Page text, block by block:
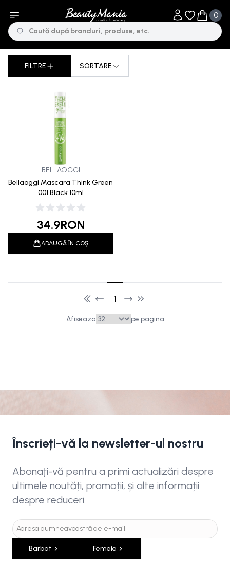
Obiecte în
0
Obiecte
FILTRE SORTARE
BELLAOGGI
Bellaoggi Mascara Think Green
001 Black 10ml
34.9RON
ADAUGĂ ÎN COȘ
1
Afiseaza pe pagina
Înscrieți-vă la newsletter-ul nostru
Abonați-vă pentru a primi actualizări despre
ultimele noutăți, promoții, și alte informații
despre reduceri.
Barbat Femeie